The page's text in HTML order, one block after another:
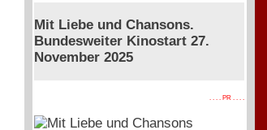
Mit Liebe und Chansons.
Bundesweiter Kinostart 27.
November 2025
. . . . PR . . . .